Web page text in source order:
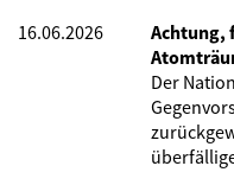
16.06.2026
Achtung,
Der